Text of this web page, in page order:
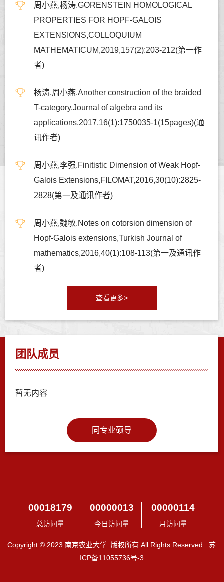
周小燕,杨涛.GORENSTEIN HOMOLOGICAL
PROPERTIES FOR HOPF-GALOIS
EXTENSIONS,COLLOQUIUM
MATHEMATICUM,2019,157(2):203-212(第一作
者)
杨涛,周小燕.Another construction of the braided
T-category,Journal of algebra and its
applications,2017,16(1):1750035-1(15pages)(通
讯作者)
周小燕,李强.Finitistic Dimension of Weak Hopf-
Galois Extensions,FILOMAT,2016,30(10):2825-
2828(第一及通讯作者)
周小燕,魏敏.Notes on cotorsion dimension of
Hopf-Galois extensions,Turkish Journal of
mathematics,2016,40(1):108-113(第一及通讯作
者)
查看更多>
团队成员
暂无内容
同专业硕导
00018179
总访问量
00000013
今日访问量
00000114
月访问量
Copyright © 2023 南京农业大学 版权所有 All Rights Reserved 苏
ICP备11055736号-3